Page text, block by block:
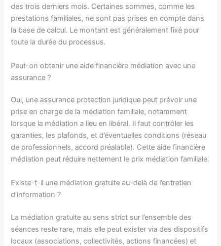
des trois derniers mois. Certaines sommes, comme les
prestations familiales, ne sont pas prises en compte dans
la base de calcul. Le montant est généralement fixé pour
toute la durée du processus.
Peut-on obtenir une aide financière médiation avec une
assurance ?
Oui, une assurance protection juridique peut prévoir une
prise en charge de la médiation familiale, notamment
lorsque la médiation a lieu en libéral. Il faut contrôler les
garanties, les plafonds, et d’éventuelles conditions (réseau
de professionnels, accord préalable). Cette aide financière
médiation peut réduire nettement le prix médiation familiale.
Existe-t-il une médiation gratuite au-delà de l’entretien
d’information ?
La médiation gratuite au sens strict sur l’ensemble des
séances reste rare, mais elle peut exister via des dispositifs
locaux (associations, collectivités, actions financées) et